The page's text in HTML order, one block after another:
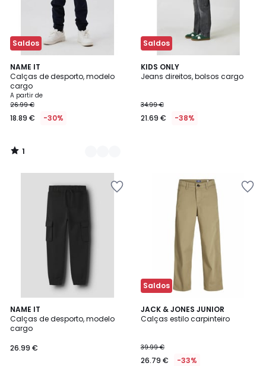
Saldos
NAME IT
Calças de desporto, modelo
cargo
A partir de
26.99 €
18.89 € -30%
1
/
5
3
Cores
1
/
Saldos
KIDS ONLY
Jeans direitos, bolsos cargo
34.99 €
21.69 € -38%
NAME IT
Calças de desporto, modelo
cargo
26.99 €
1
/
5
Saldos
JACK & JONES JUNIOR
Calças estilo carpinteiro
39.99 €
26.79 € -33%
2
Cores